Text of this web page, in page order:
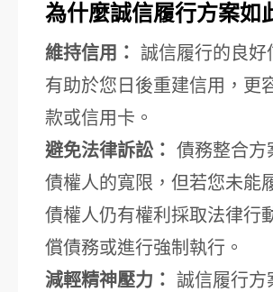
為什麼誠信履行方案如
維持信用： 誠信履行的良好
有助於您日後重建信用，更
款或信用卡。
避免法律訴訟： 債務整合方
債權人的寬限，但若您未能
債權人仍有權利採取法律行
償債務或進行強制執行。
減輕精神壓力： 誠信履行方